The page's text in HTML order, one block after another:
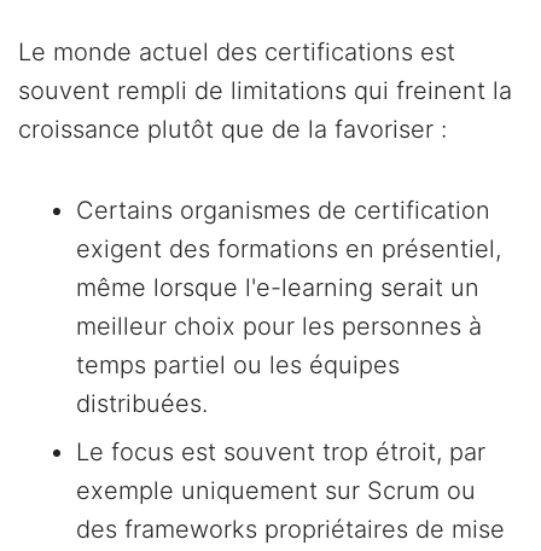
Le monde actuel des certifications est
souvent rempli de limitations qui freinent la
croissance plutôt que de la favoriser :
Certains organismes de certification
exigent des formations en présentiel,
même lorsque l'e-learning serait un
meilleur choix pour les personnes à
temps partiel ou les équipes
distribuées.
Le focus est souvent trop étroit, par
exemple uniquement sur Scrum ou
des frameworks propriétaires de mise